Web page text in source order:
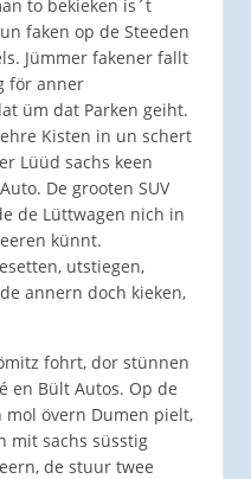
to bekieken is´t
faken op de Steeden
Jümmer fakener fallt
för anner
üm dat Parken geiht.
Kisten in un schert
Lüüd sachs keen
De grooten SUV
de Lüttwagen nich in
künnt.
utstiegen,
annern doch kieken,
fohrt, dor stünnen
en Bült Autos. Op de
mol övern Dumen pielt,
mit sachs süsstig
de stuur twee